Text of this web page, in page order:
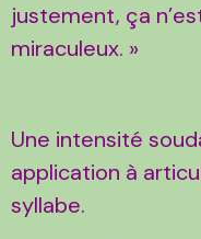
justement, ça
miraculeux. »
Une intensité
application à
syllabe.